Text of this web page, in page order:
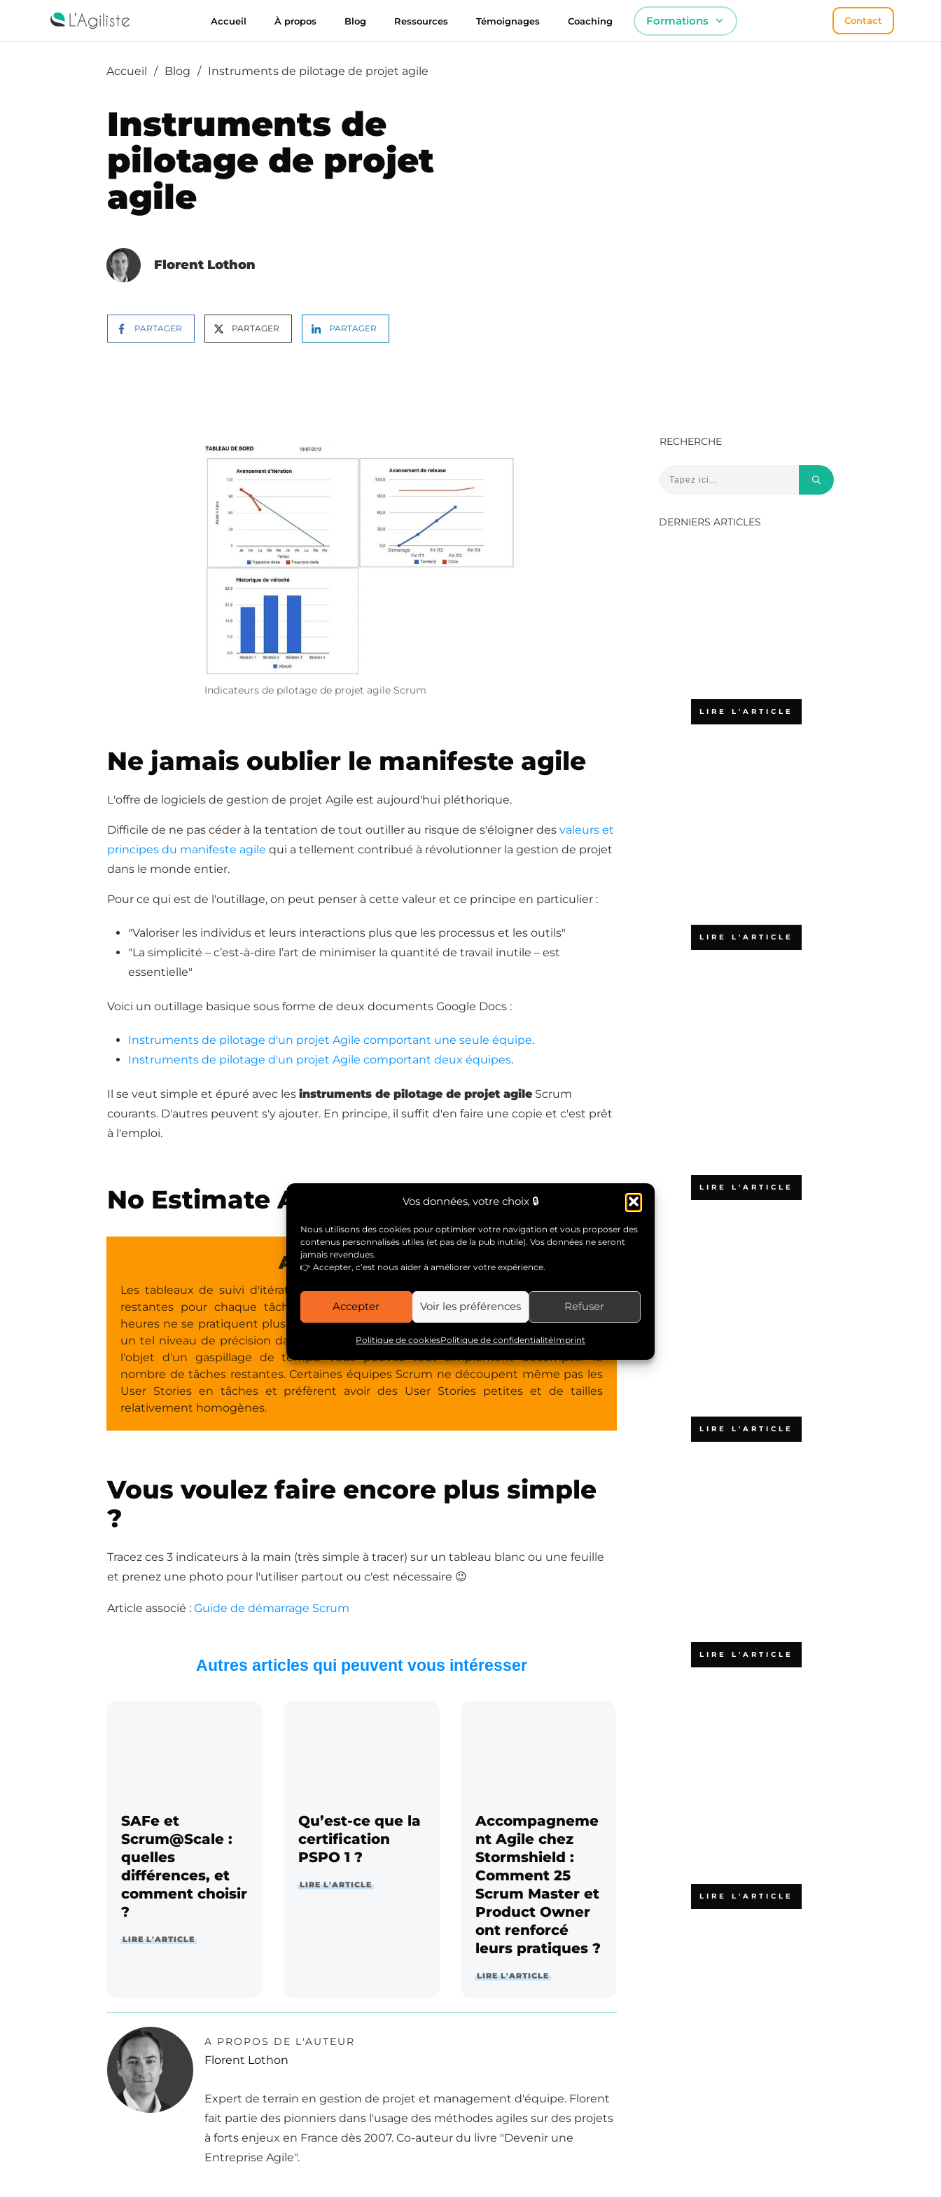
Vos données, votre choix 🔒
Nous utilisons des cookies pour optimiser votre navigation et vous proposer des
contenus personnalisés utiles (et pas de la pub inutile). Vos données ne seront
jamais revendues.
👉 Accepter, c’est nous aider à améliorer votre expérience.
Accepter Refuser
Voir les préférences
Politique de cookiesPolitique de confidentialitéImprint
Accueil À propos Blog Ressources Témoignages Coaching Formations Contact
Accueil / Blog / Instruments de pilotage de projet agile
Instruments de
pilotage de projet
agile
Florent Lothon
PARTAGER PARTAGER PARTAGER
Indicateurs de pilotage de projet agile Scrum
Ne jamais oublier le manifeste agile
L'offre de logiciels de gestion de projet Agile est aujourd'hui pléthorique.
Difficile de ne pas céder à la tentation de tout outiller au risque de s'éloigner des valeurs et
principes du manifeste agile qui a tellement contribué à révolutionner la gestion de projet
dans le monde entier.
Pour ce qui est de l'outillage, on peut penser à cette valeur et ce principe en particulier :
"Valoriser les individus et leurs interactions plus que les processus et les outils"
"La simplicité – c’est-à-dire l’art de minimiser la quantité de travail inutile – est
essentielle"
Voici un outillage basique sous forme de deux documents Google Docs :
Instruments de pilotage d'un projet Agile comportant une seule équipe.
Instruments de pilotage d'un projet Agile comportant deux équipes.
Il se veut simple et épuré avec les instruments de pilotage de projet agile Scrum
courants. D'autres peuvent s'y ajouter. En principe, il suffit d'en faire une copie et c'est prêt
à l'emploi.
No Estimate Agile
AVERTISSEMENT
Les tableaux de suivi d'itération (sprint backlog) représentent le nombre d'heures
restantes pour chaque tâches du sprint. Cependant l'estimation des tâches en
heures ne se pratiquent plus tellement (cf. mouvement "No Estimate") car atteindre
un tel niveau de précision dans les estimations présente peu d'intérêt et peut faire
l'objet d'un gaspillage de temps. Vous pouvez tout simplement décompter le
nombre de tâches restantes. Certaines équipes Scrum ne découpent même pas les
User Stories en tâches et préfèrent avoir des User Stories petites et de tailles
relativement homogènes.
Vous voulez faire encore plus simple
?
Tracez ces 3 indicateurs à la main (très simple à tracer) sur un tableau blanc ou une feuille
et prenez une photo pour l'utiliser partout ou c'est nécessaire 😉
Article associé : Guide de démarrage Scrum
Autres articles qui peuvent vous intéresser
SAFe et
Scrum@Scale :
quelles
différences, et
comment choisir
?
LIRE L'ARTICLE
Qu’est-ce que la
certification
PSPO 1 ?
LIRE L'ARTICLE
Accompagneme
nt Agile chez
Stormshield :
Comment 25
Scrum Master et
Product Owner
ont renforcé
leurs pratiques ?
LIRE L'ARTICLE
A PROPOS DE L'AUTEUR
Florent Lothon
Expert de terrain en gestion de projet et management d'équipe. Florent
fait partie des pionniers dans l'usage des méthodes agiles sur des projets
à forts enjeux en France dès 2007. Co-auteur du livre "Devenir une
Entreprise Agile".
RECHERCHE
DERNIERS ARTICLES
LIRE L'ARTICLE
LIRE L'ARTICLE
LIRE L'ARTICLE
LIRE L'ARTICLE
LIRE L'ARTICLE
LIRE L'ARTICLE